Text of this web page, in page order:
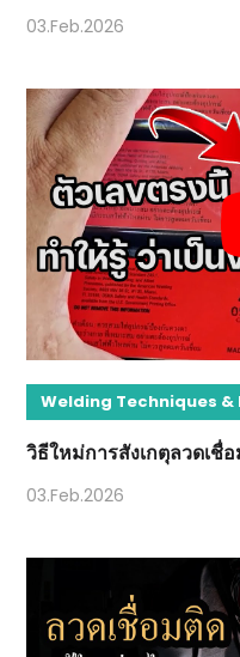
03.Feb.2026
Welding Techniques &
วิธีใหม่การสังเกตุลวดเชื่
03.Feb.2026